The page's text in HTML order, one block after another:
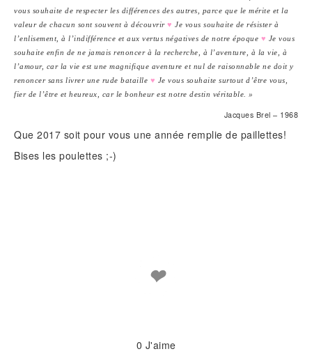
vous souhaite de respecter les différences des autres, parce que le mérite et la
valeur de chacun sont souvent à découvrir♥ Je vous souhaite de résister à
l’enlisement, à l’indifférence et aux vertus négatives de notre époque ♥ Je vous
souhaite enfin de ne jamais renoncer à la recherche, à l’aventure, à la vie, à
l’amour, car la vie est une magnifique aventure et nul de raisonnable ne doit y
renoncer sans livrer une rude bataille ♥ Je vous souhaite surtout d’être vous,
fier de l’être et heureux, car le bonheur est notre destin véritable. »
Jacques Brel – 1968
Que 2017 soit pour vous une année remplie de paillettes!
Bises les poulettes ;-)
❤
0 J'aime